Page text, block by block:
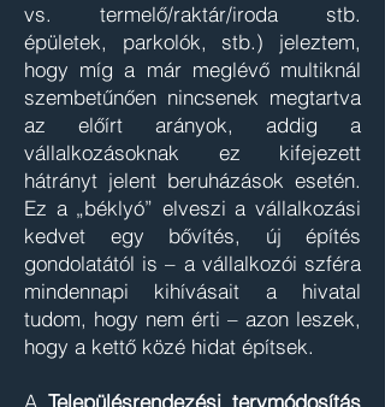
vs. termelő/raktár/iroda stb.
épületek, parkolók, stb.) jeleztem,
hogy míg a már meglévő multiknál
szembetűnően nincsenek megtartva
az előírt arányok, addig a
vállalkozásoknak ez kifejezett
hátrányt jelent beruházások esetén.
Ez a „béklyó” elveszi a vállalkozási
kedvet egy bővítés, új építés
gondolatától is – a vállalkozói szféra
mindennapi kihívásait a hivatal
tudom, hogy nem érti – azon leszek,
hogy a kettő közé hidat építsek.
A Településrendezési tervmódosítás